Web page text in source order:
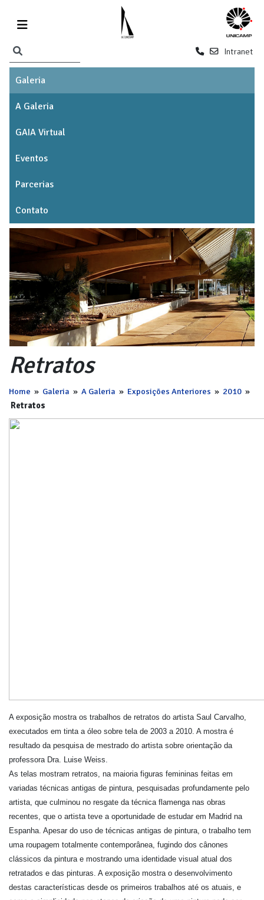
Intranet
Galeria
A Galeria
GAIA Virtual
Eventos
Parcerias
Contato
Retratos
Home » Galeria » A Galeria » Exposições Anteriores » 2010 »
Retratos
A exposição mostra os trabalhos de retratos do artista Saul Carvalho,
executados em tinta a óleo sobre tela de 2003 a 2010. A mostra é
resultado da pesquisa de mestrado do artista sobre orientação da
professora Dra. Luise Weiss.
As telas mostram retratos, na maioria figuras femininas feitas em
variadas técnicas antigas de pintura, pesquisadas profundamente pelo
artista, que culminou no resgate da técnica flamenga nas obras
recentes, que o artista teve a oportunidade de estudar em Madrid na
Espanha. Apesar do uso de técnicas antigas de pintura, o trabalho tem
uma roupagem totalmente contemporânea, fugindo dos cânones
clássicos da pintura e mostrando uma identidade visual atual dos
retratados e das pinturas. A exposição mostra o desenvolvimento
destas características desde os primeiros trabalhos até os atuais, e